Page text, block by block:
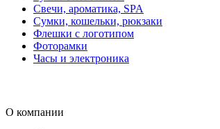
Свечи, ароматика, SPA
Сумки, кошельки, рюкзаки
Флешки с логотипом
Фоторамки
Часы и электроника
О компании